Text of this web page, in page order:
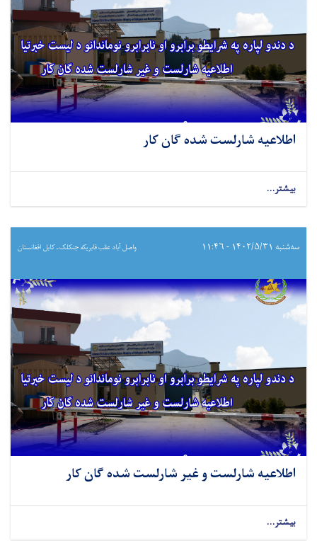
اطلاعیه شارلست شده گان کار
بیشتر...
سه‌شنبه ۱۴۰۲/۵/۳۱ - ۱۱:۴۶ واصل آباد عقب فابریکه جنکلک ـ کابل افغانستان
اطلاعیه شارلست و غیر شارلست شده گان کار
بیشتر...